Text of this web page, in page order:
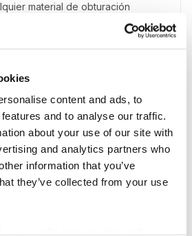
content and ads, to
and to analyse our traffic.
about your use of our site with
and analytics partners who
information that you’ve
they’ve collected from your use
material de obturación
o se desprenda durante el
será reparado sin ningún coste
derivada de empastes
por la garantía, ya que se
natural de haber permitido
hasta afectar zonas profundas del
al paciente si existe riesgo
ya sea antes de iniciar el
después de realizarlo, en
cariosa haya sido más profunda